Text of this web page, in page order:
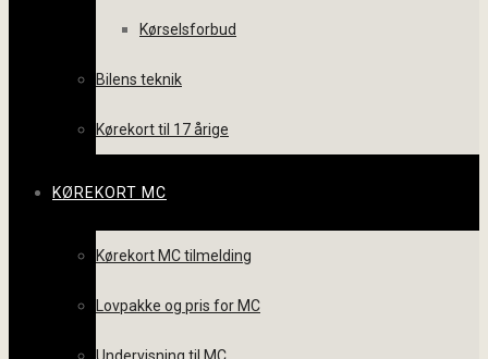
Kørselsforbud
Bilens teknik
Kørekort til 17 årige
KØREKORT MC
Kørekort MC tilmelding
Lovpakke og pris for MC